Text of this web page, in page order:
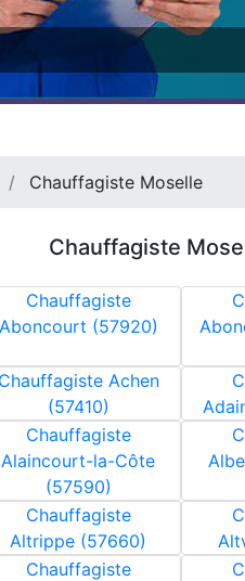
Chauffagiste Moselle
Chauffagiste
Chauffagiste
Aboncourt (57920)
Chauffagiste Achen
(57410)
Chauffagiste
Alaincourt-la-Côte
(57590)
Chauffagiste
Altrippe (57660)
Chauffagiste